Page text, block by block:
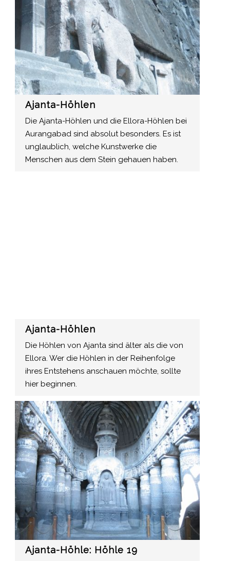
Ajanta-Höhlen
Die Ajanta-Höhlen und die Ellora-Höhlen bei
Aurangabad sind absolut besonders. Es ist
unglaublich, welche Kunstwerke die
Menschen aus dem Stein gehauen haben.
Ajanta-Höhlen
Die Höhlen von Ajanta sind älter als die von
Ellora. Wer die Höhlen in der Reihenfolge
ihres Entstehens anschauen möchte, sollte
hier beginnen.
Ajanta-Höhle: Höhle 19